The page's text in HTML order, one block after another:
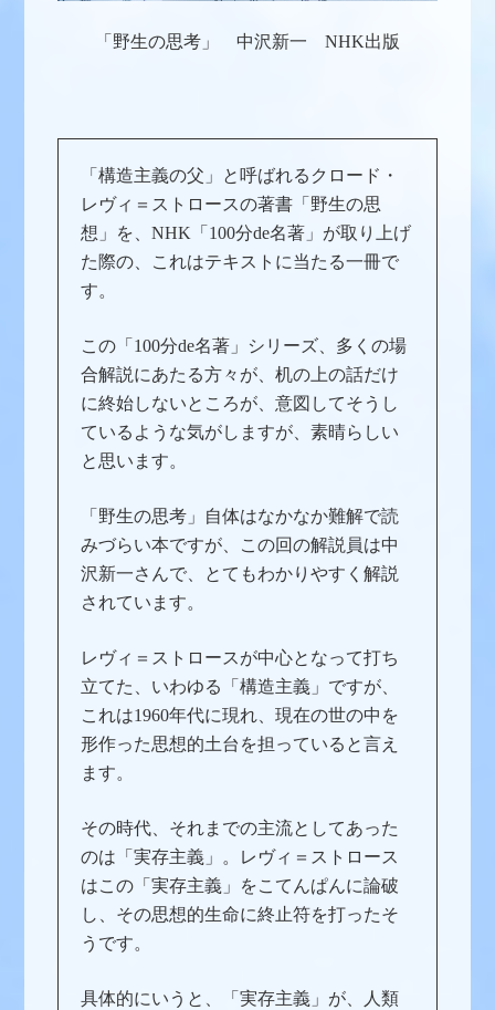
「野生の思考」 中沢新一 NHK出版
「構造主義の父」と呼ばれるクロード・
レヴィ＝ストロースの著書「野生の思
想」を、NHK「100分de名著」が取り上げ
た際の、これはテキストに当たる一冊で
す。
この「100分de名著」シリーズ、多くの場
合解説にあたる方々が、机の上の話だけ
に終始しないところが、意図してそうし
ているような気がしますが、素晴らしい
と思います。
「野生の思考」自体はなかなか難解で読
みづらい本ですが、この回の解説員は中
沢新一さんで、とてもわかりやすく解説
されています。
レヴィ＝ストロースが中心となって打ち
立てた、いわゆる「構造主義」ですが、
これは1960年代に現れ、現在の世の中を
形作った思想的土台を担っていると言え
ます。
その時代、それまでの主流としてあった
のは「実存主義」。レヴィ＝ストロース
はこの「実存主義」をこてんぱんに論破
し、その思想的生命に終止符を打ったそ
うです。
具体的にいうと、「実存主義」が、人類